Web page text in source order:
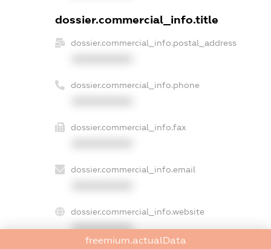
dossier.commercial_info.title
dossier.commercial_info.postal_address
dossier.commercial_info.phone
dossier.commercial_info.fax
dossier.commercial_info.email
dossier.commercial_info.website
XXXXXXXXXX
freemium.actualData